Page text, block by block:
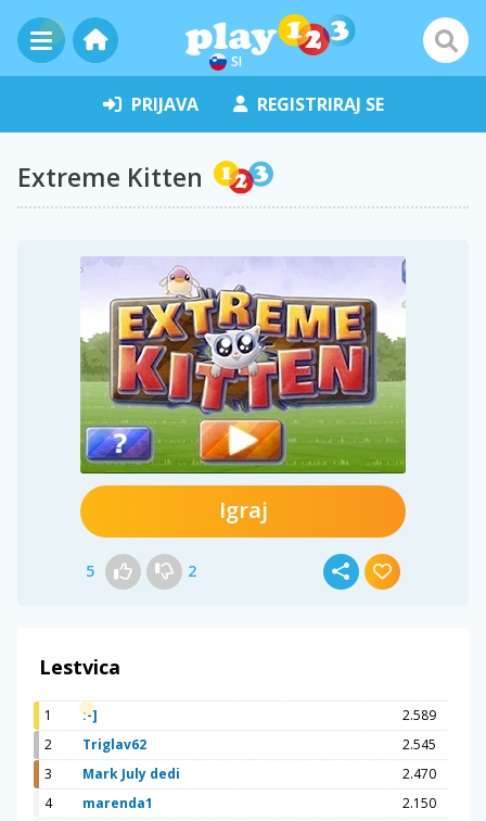
SI
PRIJAVA REGISTRIRAJ SE
Extreme Kitten
Igraj
5 2
Lestvica
1 :-]
2.589
2
Triglav62
2.545
3
Mark July dedi
2.470
4
marenda1
2.150